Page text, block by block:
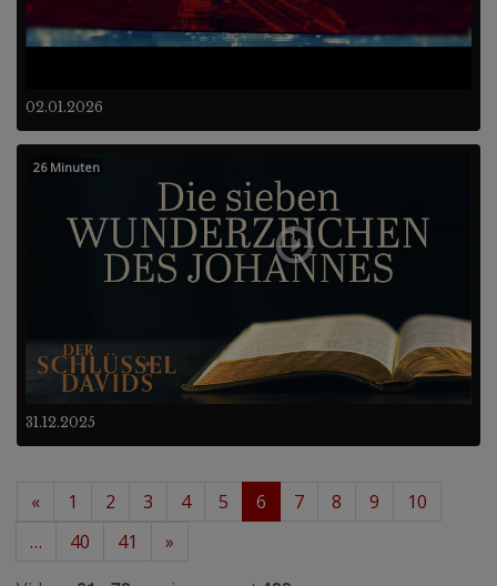
02.01.2026
31.12.2025
26 Minuten
« 1 2 3 4 5 6 7 8 9
10
…
40 41
»